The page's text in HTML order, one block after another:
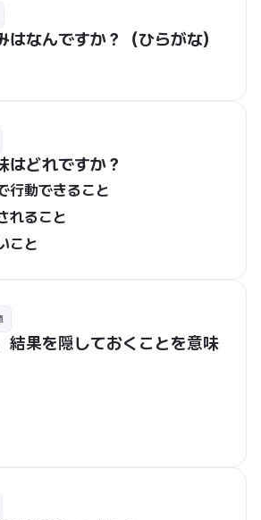
はなんですか？（ひらがな）
はどれですか？
行動できること
れること
こと
結果を隠しておくことを意味